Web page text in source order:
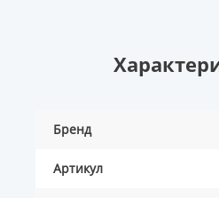
Бренд
Артикул